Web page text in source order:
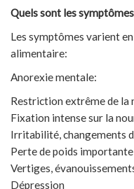
Quels sont les
Les symptômes varient
alimentaire:
Anorexie mentale:
Restriction extrême de la
Fixation intense sur la
Irritabilité, changements
Perte de poids importante
Vertiges,
Dépression